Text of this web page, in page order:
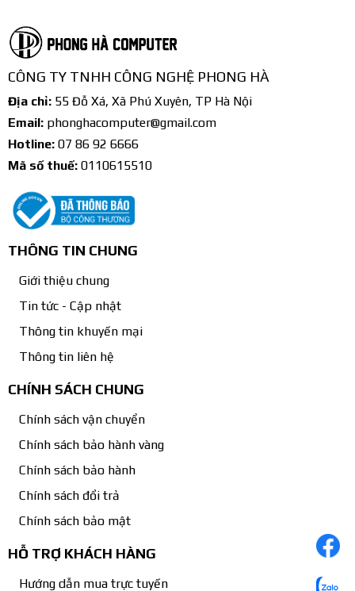
CÔNG TY TNHH CÔNG NGHỆ PHONG HÀ
Địa chỉ: 55 Đỗ Xá, Xã Phú Xuyên, TP Hà Nội
Email: phonghacomputer@gmail.com
Hotline: 07 86 92 6666
Mã số thuế: 0110615510
THÔNG TIN CHUNG
Giới thiệu chung
Tin tức - Cập nhật
Thông tin khuyến mại
Thông tin liên hệ
CHÍNH SÁCH CHUNG
Chính sách vận chuyển
Chính sách bảo hành vàng
Chính sách bảo hành
Chính sách đổi trả
Chính sách bảo mật
HỖ TRỢ KHÁCH HÀNG
Hướng dẫn mua trực tuyến